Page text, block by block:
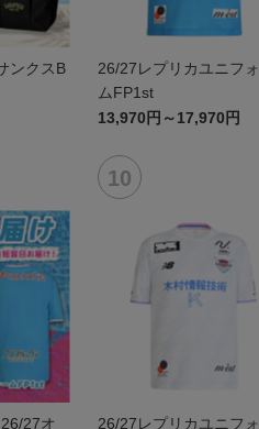
ンクスB
26/27レプリカユニフ
ムFP1st
13,970円～17,970円
27オ
26/27レプリカユニフ